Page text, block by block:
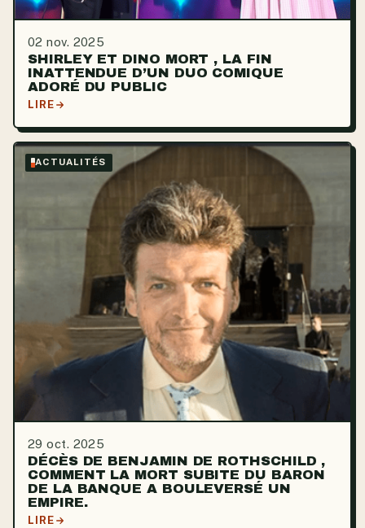
02 nov. 2025
SHIRLEY ET DINO MORT , LA FIN
INATTENDUE D’UN DUO COMIQUE
ADORÉ DU PUBLIC
LIRE
ACTUALITÉS
29 oct. 2025
DÉCÈS DE BENJAMIN DE ROTHSCHILD ,
COMMENT LA MORT SUBITE DU BARON
DE LA BANQUE A BOULEVERSÉ UN
EMPIRE.
LIRE